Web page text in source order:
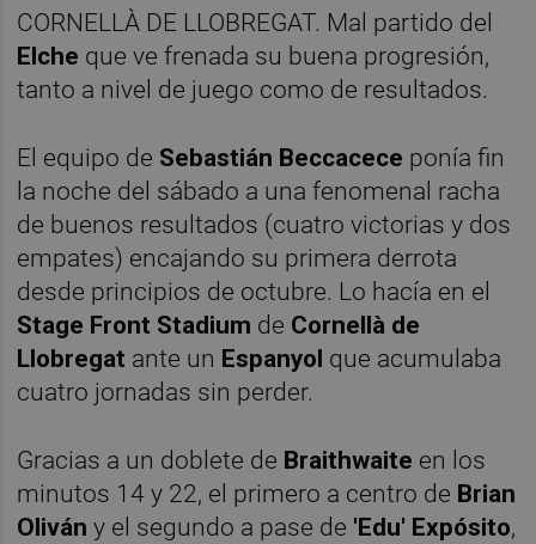
CORNELLÀ DE LLOBREGAT. Mal partido del
Elche que ve frenada su buena progresión,
tanto a nivel de juego como de resultados.
El equipo de Sebastián Beccacece ponía fin
la noche del sábado a una fenomenal racha
de buenos resultados (cuatro victorias y dos
empates) encajando su primera derrota
desde principios de octubre. Lo hacía en el
Stage Front Stadium de Cornellà de
Llobregat ante un Espanyol que acumulaba
cuatro jornadas sin perder.
Gracias a un doblete de Braithwaite en los
minutos 14 y 22, el primero a centro de Brian
Olivány el segundo a pase de 'Edu' Expósito,